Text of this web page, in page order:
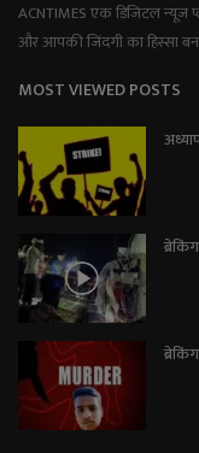
ACNTIMES एक डिजिटल न्यूज
और आपकी जिंदगी का हिस्सा
MOST VIEWED POSTS